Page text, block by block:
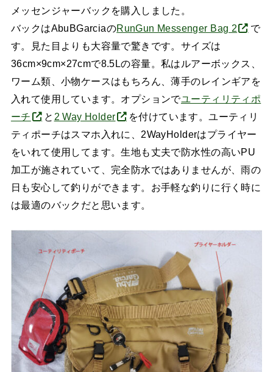
メッセンジャーバックを購入しました。
バックはAbuBGarciaのRunGun Messenger Bag 2
で
す。見た目よりも大容量で驚きです。サイズは
36cm×9cm×27cmで8.5Lの容量。私はルアーボックス、
ワーム類、小物ケースはもちろん、薄手のレインギアを
入れて使用しています。オプションでユーティリティポ
ーチ
と 2 Way Holder
を付けています。ユーティリ
ティポーチはスマホ入れに、2WayHolderはプライヤー
をいれて使用してます。生地も丈夫で防水性の高いPU
加工が施されていて、完全防水ではありませんが、雨の
日も安心して釣りができます。お手軽な釣りに行く時に
は最適のバックだと思います。